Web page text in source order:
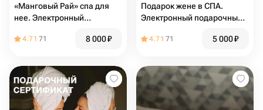
«Манговый Рай» спа для
нее. Электронный
СПА4.71 71 8 000₽
Подарок жене в СПА.
Электронный подарочный
4.71 71 5 000₽